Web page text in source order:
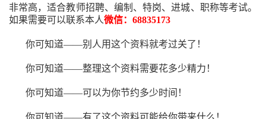
非常高，适合教师招聘、编制、特岗、进城、职称等考试。
如果需要可以联系本人微信：68835173
你可知道——别人用这个资料就考过关了！
你可知道——整理这个资料需要花多少精力 ！
你可知道——可以为你节约多少时间！
你可知道——有了这个资料可能给你带来什么！